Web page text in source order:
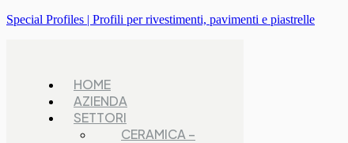
Special Profiles | Profili per rivestimenti, pavimenti e piastrelle
HOME
AZIENDA
SETTORI
CERAMICA –